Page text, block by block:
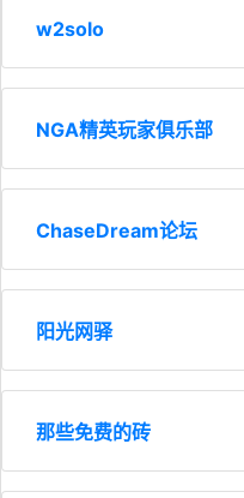
w2solo
NGA精英玩家俱乐部
ChaseDream论坛
阳光网驿
那些免费的砖